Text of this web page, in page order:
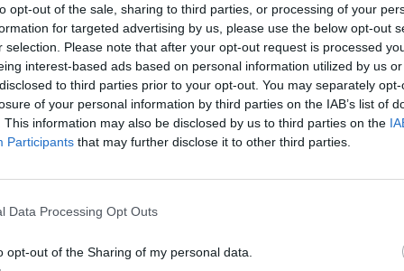
opt-out of the sale, sharing to third parties, or processing of your
for targeted advertising by us, please use the below opt-out
selection. Please note that after your opt-out request is processed
interest-based ads based on personal information utilized by us
to third parties prior to your opt-out. You may separately
of your personal information by third parties on the IAB’s list of
This information may also be disclosed by us to third parties on the
Participants that may further disclose it to other third parties.
Data Processing Opt Outs
opt-out of the Sharing of my personal data.
του Σωτήρος – Σήμερα η λιτάνευση της ιεράς
τη μεγάλη δεσποτική εορτή της Μεταμορφώσεως του
–Μεγάλη Γιορτή 6 Αυγούστου
Γιορτάζεται κάθε χρόνο στις 6 Αυγούστου, ημέρα των
φωτογραφικό αρχείο του Γιάννη Κυριακίδη
μεταφέρθηκε το ιστορικό φωτογραφικό αρχείο του Γιάννη